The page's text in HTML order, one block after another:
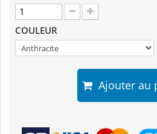
COULEUR
Ajouter au